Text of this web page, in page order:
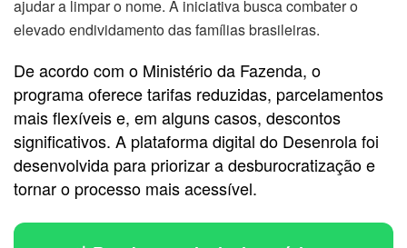
ajudar a limpar o nome. A iniciativa busca combater o
elevado endividamento das famílias brasileiras.
De acordo com o Ministério da Fazenda, o
programa oferece tarifas reduzidas, parcelamentos
mais flexíveis e, em alguns casos, descontos
significativos. A plataforma digital do Desenrola foi
desenvolvida para priorizar a desburocratização e
tornar o processo mais acessível.